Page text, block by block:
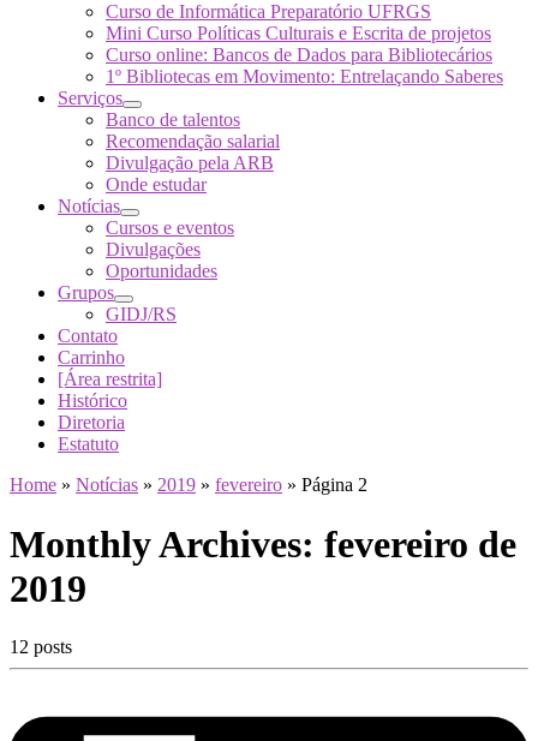
Curso de Informática Preparatório UFRGS
Mini Curso Políticas Culturais e Escrita de projetos
Curso online: Bancos de Dados para Bibliotecários
1º Bibliotecas em Movimento: Entrelaçando Saberes
Serviços
Banco de talentos
Recomendação salarial
Divulgação pela ARB
Onde estudar
Notícias
Cursos e eventos
Divulgações
Oportunidades
Grupos
GIDJ/RS
Contato
Carrinho
[Área restrita]
Histórico
Diretoria
Estatuto
Home » Notícias » 2019 » fevereiro » Página 2
Monthly Archives: fevereiro de
2019
12 posts